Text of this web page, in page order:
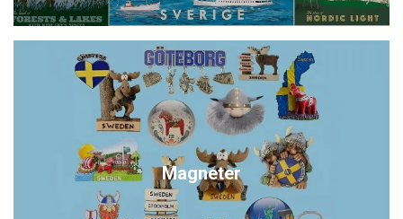
Magneter